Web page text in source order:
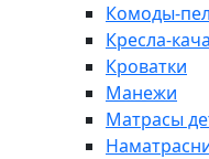
Комоды-
Кресла-
Кроватки
Манежи
Матрасы